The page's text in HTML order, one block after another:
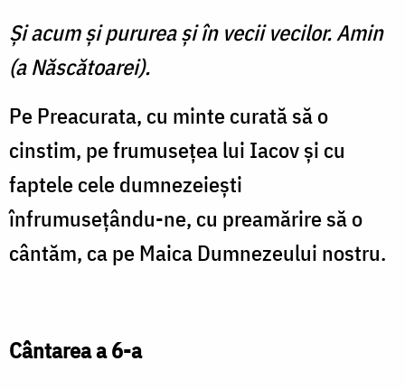
Şi acum şi pururea şi în vecii vecilor. Amin
(a Născătoarei).
Pe Preacurata, cu minte curată să o
cinstim, pe frumuseţea lui Iacov şi cu
faptele cele dumnezeieşti
înfrumuseţându-ne, cu preamărire să o
cântăm, ca pe Maica Dumnezeului nostru.
Cântarea a 6-a